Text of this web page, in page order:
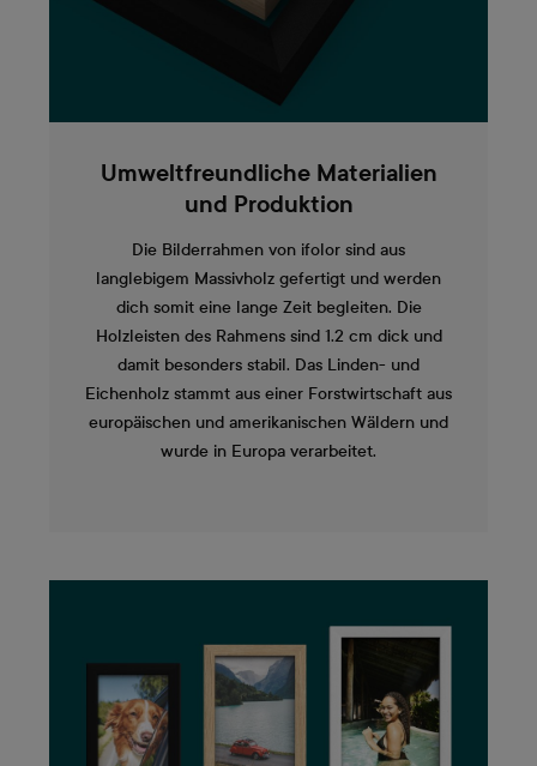
Umweltfreundliche Materialien
und Produktion
Die Bilderrahmen von ifolor sind aus
langlebigem Massivholz gefertigt und werden
dich somit eine lange Zeit begleiten. Die
Holzleisten des Rahmens sind 1.2 cm dick und
damit besonders stabil. Das Linden- und
Eichenholz stammt aus einer Forstwirtschaft aus
europäischen und amerikanischen Wäldern und
wurde in Europa verarbeitet.